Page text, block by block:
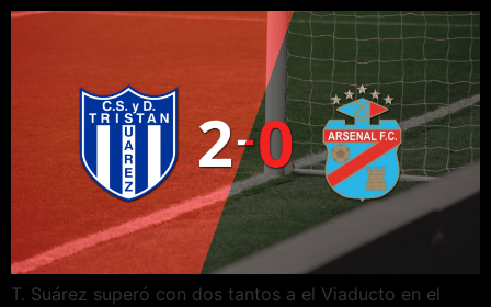
T. Suárez superó con dos tantos a el Viaducto en el